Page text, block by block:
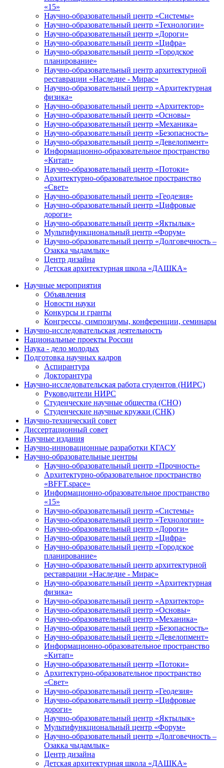
«15»
Научно-образовательный центр «Системы»
Научно-образовательный центр «Технологии»
Научно-образовательный центр «Дороги»
Научно-образовательный центр «Цифра»
Научно-образовательный центр «Городское
планирование»
Научно-образовательный центр архитектурной
реставрации «Наследие - Мирас»
Научно-образовательный центр «Архитектурная
физика»
Научно-образовательный центр «Архитектор»
Научно-образовательный центр «Основы»
Научно-образовательный центр «Механика»
Научно-образовательный центр «Безопасность»
Научно-образовательный центр «Девелопмент»
Информационно-образовательное пространство
«Китап»
Научно-образовательный центр «Потоки»
Архитектурно-образовательное пространство
«Свет»
Научно-образовательный центр «Геодезия»
Научно-образовательный центр «Цифровые
дороги»
Научно-образовательный центр «Яктылык»
Мультифункциональный центр «Форум»
Научно-образовательный центр «Долговечность –
Озакка чыдамлык»
Центр дизайна
Детская архитектурная школа «ДАШКА»
Научные мероприятия
Объявления
Новости науки
Конкурсы и гранты
Конгрессы, симпозиумы, конференции, семинары
Научно-исследовательская деятельность
Национальные проекты России
Наука - дело молодых
Подготовка научных кадров
Аспирантура
Докторантура
Научно-исследовательская работа студентов (НИРС)
Руководители НИРС
Студенческие научные общества (СНО)
Студенческие научные кружки (СНК)
Научно-технический совет
Диссертационный совет
Научные издания
Научно-инновационные разработки КГАСУ
Научно-образовательные центры
Научно-образовательный центр «Прочность»
Архитектурно-образовательное пространство
«BFFT.space»
Информационно-образовательное пространство
«15»
Научно-образовательный центр «Системы»
Научно-образовательный центр «Технологии»
Научно-образовательный центр «Дороги»
Научно-образовательный центр «Цифра»
Научно-образовательный центр «Городское
планирование»
Научно-образовательный центр архитектурной
реставрации «Наследие - Мирас»
Научно-образовательный центр «Архитектурная
физика»
Научно-образовательный центр «Архитектор»
Научно-образовательный центр «Основы»
Научно-образовательный центр «Механика»
Научно-образовательный центр «Безопасность»
Научно-образовательный центр «Девелопмент»
Информационно-образовательное пространство
«Китап»
Научно-образовательный центр «Потоки»
Архитектурно-образовательное пространство
«Свет»
Научно-образовательный центр «Геодезия»
Научно-образовательный центр «Цифровые
дороги»
Научно-образовательный центр «Яктылык»
Мультифункциональный центр «Форум»
Научно-образовательный центр «Долговечность –
Озакка чыдамлык»
Центр дизайна
Детская архитектурная школа «ДАШКА»